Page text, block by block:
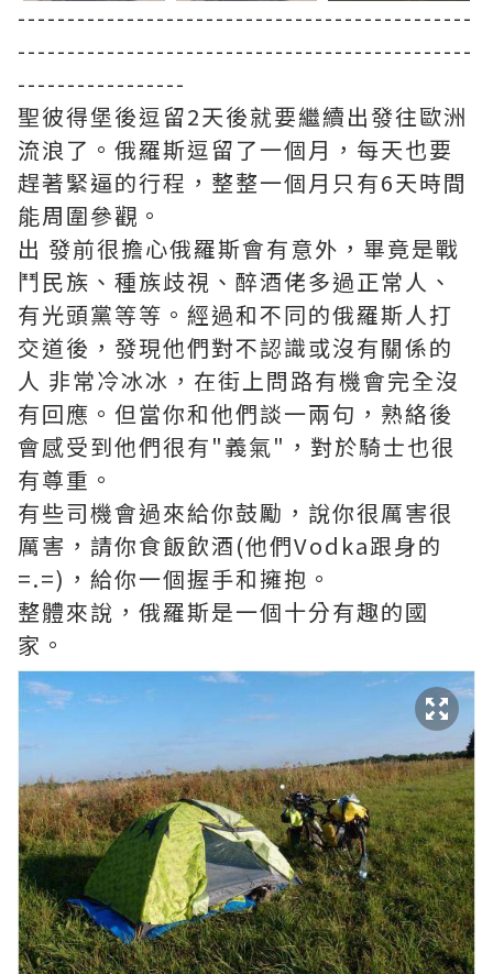
----------------------------------------------
----------------------------------------------
-----------------
聖彼得堡後逗留2天後就要繼續出發往歐洲
流浪了。俄羅斯逗留了一個月，每天也要
趕著緊逼的行程，整整一個月只有6天時間
能周圍參觀。
出 發前很擔心俄羅斯會有意外，畢竟是戰
鬥民族、種族歧視、醉酒佬多過正常人、
有光頭黨等等。經過和不同的俄羅斯人打
交道後，發現他們對不認識或沒有關係的
人 非常冷冰冰，在街上問路有機會完全沒
有回應。但當你和他們談一兩句，熟絡後
會感受到他們很有"義氣"，對於騎士也很
有尊重。
有些司機會過來給你鼓勵，說你很厲害很
厲害，請你食飯飲酒(他們Vodka跟身的
=.=)，給你一個握手和擁抱。
整體來說，俄羅斯是一個十分有趣的國
家。